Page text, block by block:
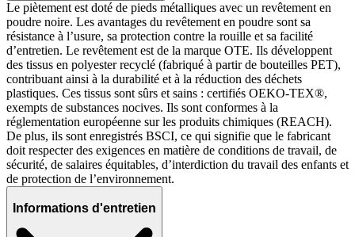
Le piètement est doté de pieds métalliques avec un revêtement en
poudre noire. Les avantages du revêtement en poudre sont sa
résistance à l’usure, sa protection contre la rouille et sa facilité
d’entretien. Le revêtement est de la marque OTE. Ils développent
des tissus en polyester recyclé (fabriqué à partir de bouteilles PET),
contribuant ainsi à la durabilité et à la réduction des déchets
plastiques. Ces tissus sont sûrs et sains : certifiés OEKO-TEX®,
exempts de substances nocives. Ils sont conformes à la
réglementation européenne sur les produits chimiques (REACH).
De plus, ils sont enregistrés BSCI, ce qui signifie que le fabricant
doit respecter des exigences en matière de conditions de travail, de
sécurité, de salaires équitables, d’interdiction du travail des enfants et
de protection de l’environnement.
Informations d'entretien